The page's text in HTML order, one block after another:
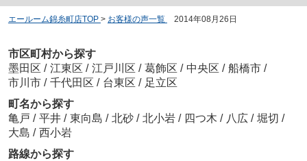
エールーム錦糸町店TOP > お客様の声一覧 2014年08月26日
市区町村から探す
墨田区 / 江東区 / 江戸川区 / 葛飾区 / 中央区 / 船橋市 /
市川市 / 千代田区 / 台東区 / 足立区
町名から探す
亀戸 / 平井 / 東向島 / 北砂 / 北小岩 / 四つ木 / 八広 / 堀切 /
大島 / 西小岩
路線から探す